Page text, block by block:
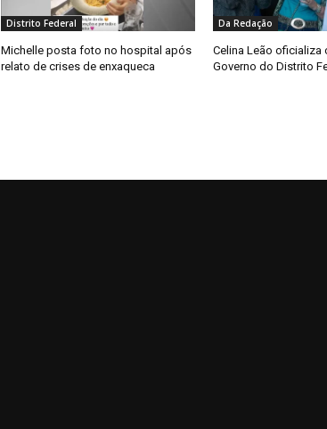
Distrito Federal
Michelle posta foto no hospital após
relato de crises de enxaqueca
Da Redação
Celina Leão oficializa
Governo do Distrito